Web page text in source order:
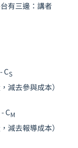
有三邊：講者
- CS
減去參與成本）
- CM
減去報導成本）